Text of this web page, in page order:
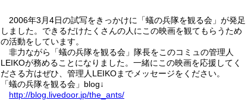
2006年3月4日の試写をきっかけに「蟻の兵隊を観る会」が発足
しました。できるだけたくさんの人にこの映画を観てもらうため
の活動をしています。
非力ながら「蟻の兵隊を観る会」隊長をこのコミュの管理人
LEIKOが務めることになりました。一緒にこの映画を応援してく
ださる方はぜひ、管理人LEIKOまでメッセージをください。
「蟻の兵隊を観る会」blog↓
http://blog.livedoor. jp/the_ ants/